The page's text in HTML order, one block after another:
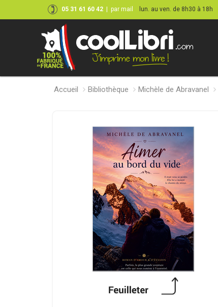
05 31 61 60 42 par mail lun. au ven. de 8h30 à 18h
Accueil Bibliothèque Michèle de Abravanel